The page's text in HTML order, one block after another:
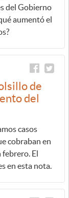
del Gobierno
aumentó el
de
del
casos
cobraban en
febrero. El
en esta nota.